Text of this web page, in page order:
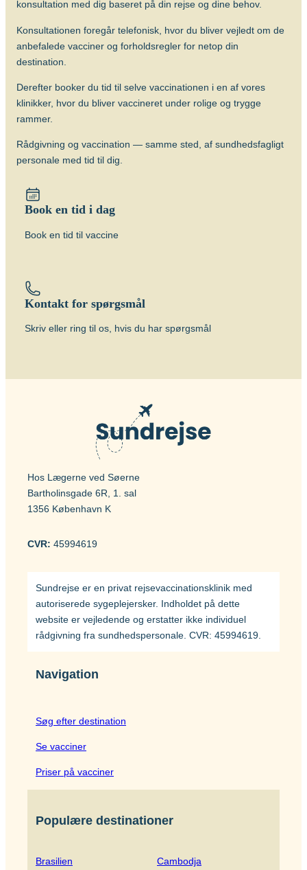
konsultation med dig baseret på din rejse og dine behov.
Konsultationen foregår telefonisk, hvor du bliver vejledt om de
anbefalede vacciner og forholdsregler for netop din
destination.
Derefter booker du tid til selve vaccinationen i en af vores
klinikker, hvor du bliver vaccineret under rolige og trygge
rammer.
Rådgivning og vaccination — samme sted, af sundhedsfagligt
personale med tid til dig.
Book en tid i dag
Book en tid til vaccine
Kontakt for spørgsmål
Skriv eller ring til os, hvis du har spørgsmål
Hos Lægerne ved Søerne
Bartholinsgade 6R, 1. sal
1356 København K
CVR: 45994619
Sundrejse er en privat rejsevaccinationsklinik med
autoriserede sygeplejersker. Indholdet på dette
website er vejledende og erstatter ikke individuel
rådgivning fra sundhedspersonale. CVR: 45994619.
Navigation
Søg efter destination
Se vacciner
Priser på vacciner
Populære destinationer
Brasilien Cambodja